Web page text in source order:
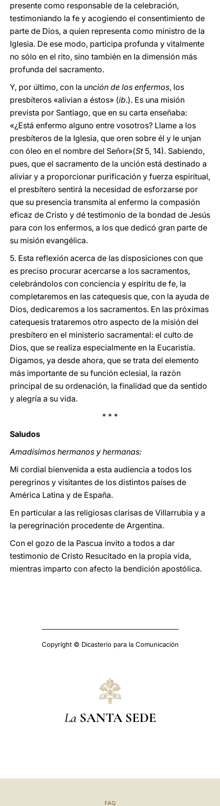
presente como responsable de la celebración,
testimoniando la fe y acogiendo el consentimiento de
parte de Dios, a quien representa como ministro de la
Iglesia. De ese modo, participa profunda y vitalmente
no sólo en el rito, sino también en la dimensión más
profunda del sacramento.
Y, por último, con la unción de los enfermos, los
presbíteros «alivian a éstos» (ib.). Es una misión
prevista por Santiago, que en su carta enseñaba:
«¿Está enfermo alguno entre vosotros? Llame a los
presbíteros de la Iglesia, que oren sobre él y le unjan
con óleo en el nombre del Señor»(St5, 14). Sabiendo,
pues, que el sacramento de la unción está destinado a
aliviar y a proporcionar purificación y fuerza espiritual,
el presbítero sentirá la necesidad de esforzarse por
que su presencia transmita al enfermo la compasión
eficaz de Cristo y dé testimonio de la bondad de Jesús
para con los enfermos, a los que dedicó gran parte de
su misión evangélica.
5. Esta reflexión acerca de las disposiciones con que
es preciso procurar acercarse a los sacramentos,
celebrándolos con conciencia y espíritu de fe, la
completaremos en las catequesis que, con la ayuda de
Dios, dedicaremos a los sacramentos. En las próximas
catequesis trataremos otro aspecto de la misión del
presbítero en el ministerio sacramental: el culto de
Dios, que se realiza especialmente en la Eucaristía.
Digamos, ya desde ahora, que se trata del elemento
más importante de su función eclesial, la razón
principal de su ordenación, la finalidad que da sentido
y alegría a su vida.
* * *
Saludos
Amadísimos hermanos y hermanas:
Mi cordial bienvenida a esta audiencia a todos los
peregrinos y visitantes de los distintos países de
América Latina y de España.
En particular a las religiosas clarisas de Villarrubia y a
la peregrinación procedente de Argentina.
Con el gozo de la Pascua invito a todos a dar
testimonio de Cristo Resucitado en la propia vida,
mientras imparto con afecto la bendición apostólica.
Copyright © Dicasterio para la Comunicación
La SANTA SEDE
FAQ